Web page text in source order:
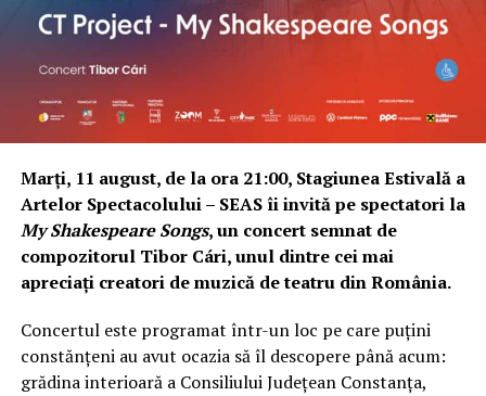
Marți, 11 august, de la ora 21:00, Stagiunea Estivală a
Artelor Spectacolului – SEAS îi invită pe spectatori la
My Shakespeare Songs, un concert semnat de
compozitorul Tibor Cári, unul dintre cei mai
apreciați creatori de muzică de teatru din România.
Concertul este programat într-un loc pe care puțini
constănțeni au avut ocazia să îl descopere până acum:
grădina interioară a Consiliului Județean Constanța,